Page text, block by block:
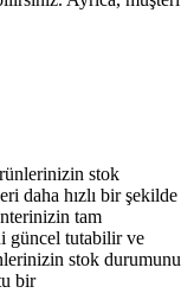
stok
daha hızlı bir şekilde
tam
güncel tutabilir ve
stok durumunu
bir